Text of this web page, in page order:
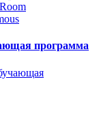
программа